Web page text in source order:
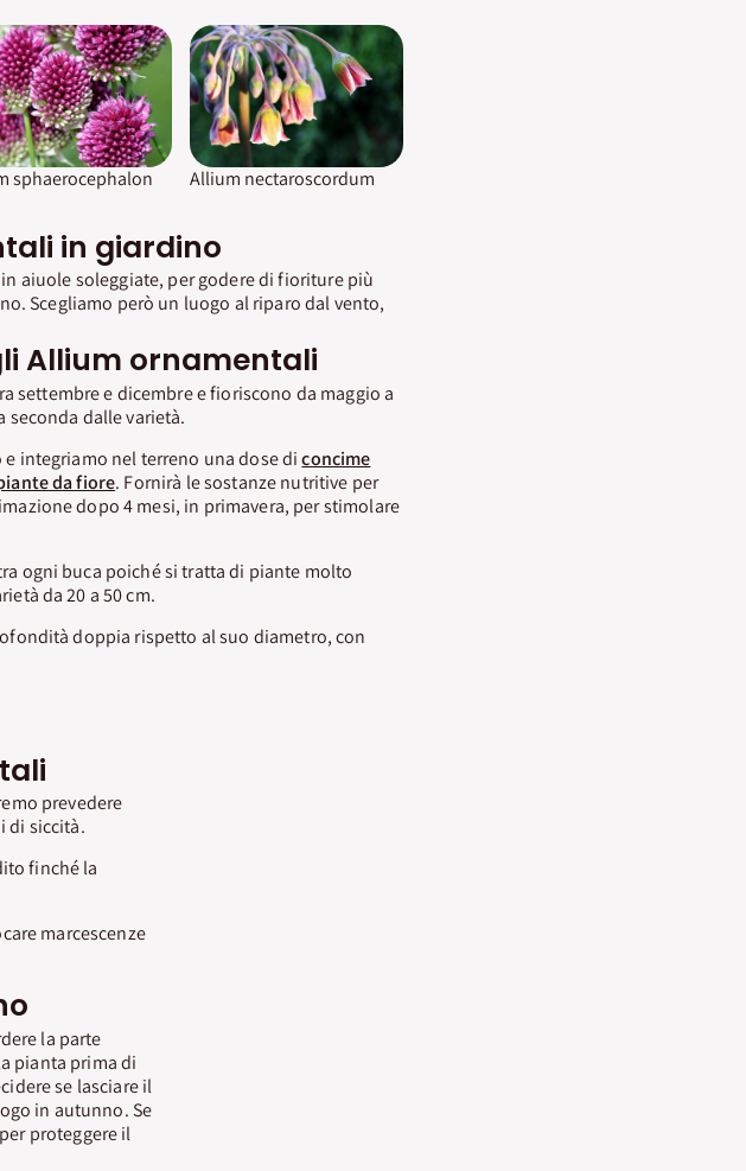
sphaerocephalon Allium nectaroscordum
in giardino
aiuole soleggiate, per godere di fioriture più
Scegliamo però un luogo al riparo dal vento,
Allium ornamentali
settembre e dicembre e fioriscono da maggio a
seconda dalle varietà.
integriamo nel terreno una dose diconcime
da fiore. Fornirà le sostanze nutritive per
dopo 4 mesi, in primavera, per stimolare
ogni buca poiché si tratta di piante molto
da 20 a 50 cm.
doppia rispetto al suo diametro, con
prevedere
di siccità.
finché la
marcescenze
la parte
pianta prima di
se lasciare il
in autunno. Se
proteggere il